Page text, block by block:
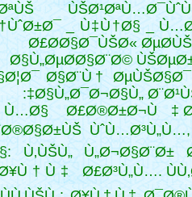
_ Ù‡Ù†Ø§ _
Ø§Ø¨Ù† ØµÙŠØ§Ø¯
Ø§Ù„Ø¯Ø¬Ø§Ù„
Ø£Ø®Ø±Ø¬Ù‡
ÙˆÙ…Ø³Ù„Ù…,
Ù‚ÙŠÙ„ Ù„Ø¬Ø§Ø¨Ø±
Ø£Ø³Ù„Ù….